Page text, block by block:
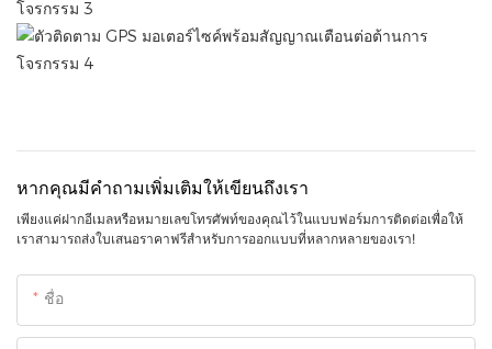
หากคุณมีคำถามเพิ่มเติมให้เขียนถึงเรา
เพียงแค่ฝากอีเมลหรือหมายเลขโทรศัพท์ของคุณไว้ในแบบฟอร์มการติดต่อเพื่อให้
เราสามารถส่งใบเสนอราคาฟรีสำหรับการออกแบบที่หลากหลายของเรา!
ชื่อ